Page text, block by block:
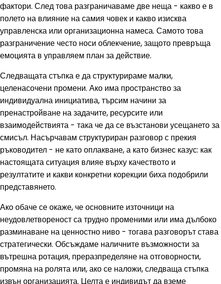
фактори. След това разграничаваме две неща - какво е в
полето на влияние на самия човек и какво изисква
управленска или организационна намеса. Самото това
разграничение често носи облекчение, защото превръща
емоцията в управляем план за действие.
Следващата стъпка е да структурираме малки,
целенасочени промени. Ако има пространство за
индивидуална инициатива, търсим начини за
пренастройване на задачите, ресурсите или
взаимодействията - така че да се възстанови усещането за
смисъл. Насърчавам структуриран разговор с прекия
ръководител - не като оплакване, а като бизнес казус: как
настоящата ситуация влияе върху качеството и
резултатите и какви конкретни корекции биха подобрили
представянето.
Ако обаче се окаже, че основните източници на
неудовлетвореност са трудно променими или има дълбоко
разминаване на ценностно ниво - тогава разговорът става
стратегически. Обсъждаме наличните възможности за
вътрешна ротация, преразпределяне на отговорности,
промяна на ролята или, ако се наложи, следваща стъпка
извън организацията. Целта е индивидът да вземе